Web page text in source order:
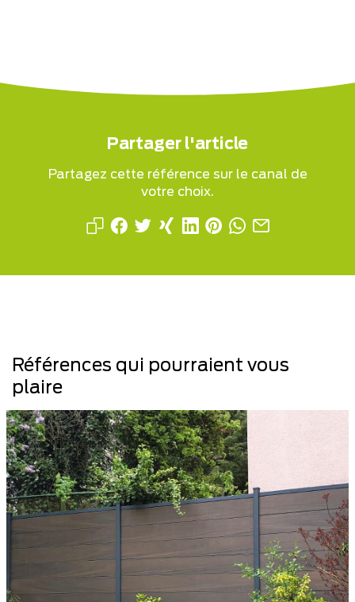
Partager l'article
Partagez cette référence sur le canal de
votre choix.
Références qui pourraient vous
plaire